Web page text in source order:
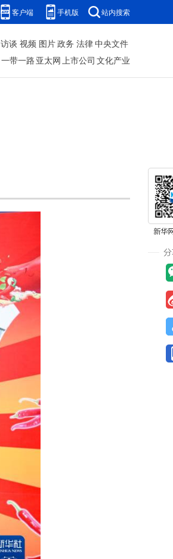
客户端 手机版 站内搜索
访谈 视频 图片政务 法律中央文件
一带一路 亚太网上市公司 文化产业